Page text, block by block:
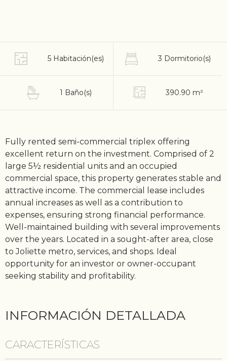
5 Habitación(es) 3 Dormitorio(s)
1 Baño(s) 390.90 m²
Fully rented semi-commercial triplex offering
excellent return on the investment. Comprised of 2
large 5½ residential units and an occupied
commercial space, this property generates stable and
attractive income. The commercial lease includes
annual increases as well as a contribution to
expenses, ensuring strong financial performance.
Well-maintained building with several improvements
over the years. Located in a sought-after area, close
to Joliette metro, services, and shops. Ideal
opportunity for an investor or owner-occupant
seeking stability and profitability.
INFORMACIÓN DETALLADA
CARACTERÍSTICAS